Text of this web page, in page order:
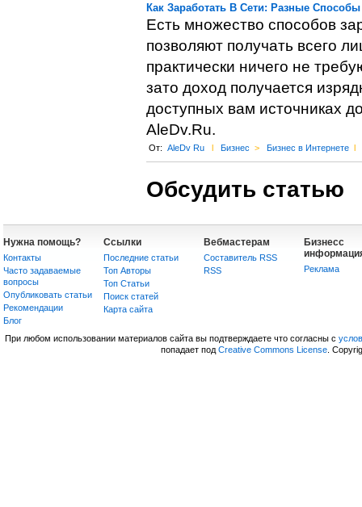
Как Заработать В Сети: Разные Способы
Есть множество способов
позволяют получать всего
практически ничего не
зато доход получается
доступных вам источниках
AleDv.Ru.
От: AleDv Ru l Бизнес > Бизнес в Интернете l
Обсудить статью
Нужна помощь?
Контакты
Часто задаваемые
вопросы
Опубликовать статьи
Рекомендации
Блог
Ссылки
Последние статьи
Топ Авторы
Топ Статьи
Поиск статей
Карта сайта
Вебмастерам
Составитель RSS
RSS
Бизнесс
Реклама
При любом использовании материалов сайта вы подтверждаете что согласны с
попадает под Creative Commons License.